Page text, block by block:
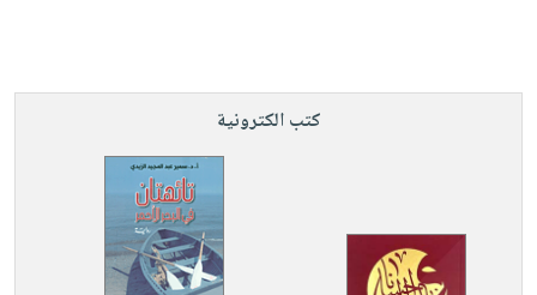
كتب الكترونية